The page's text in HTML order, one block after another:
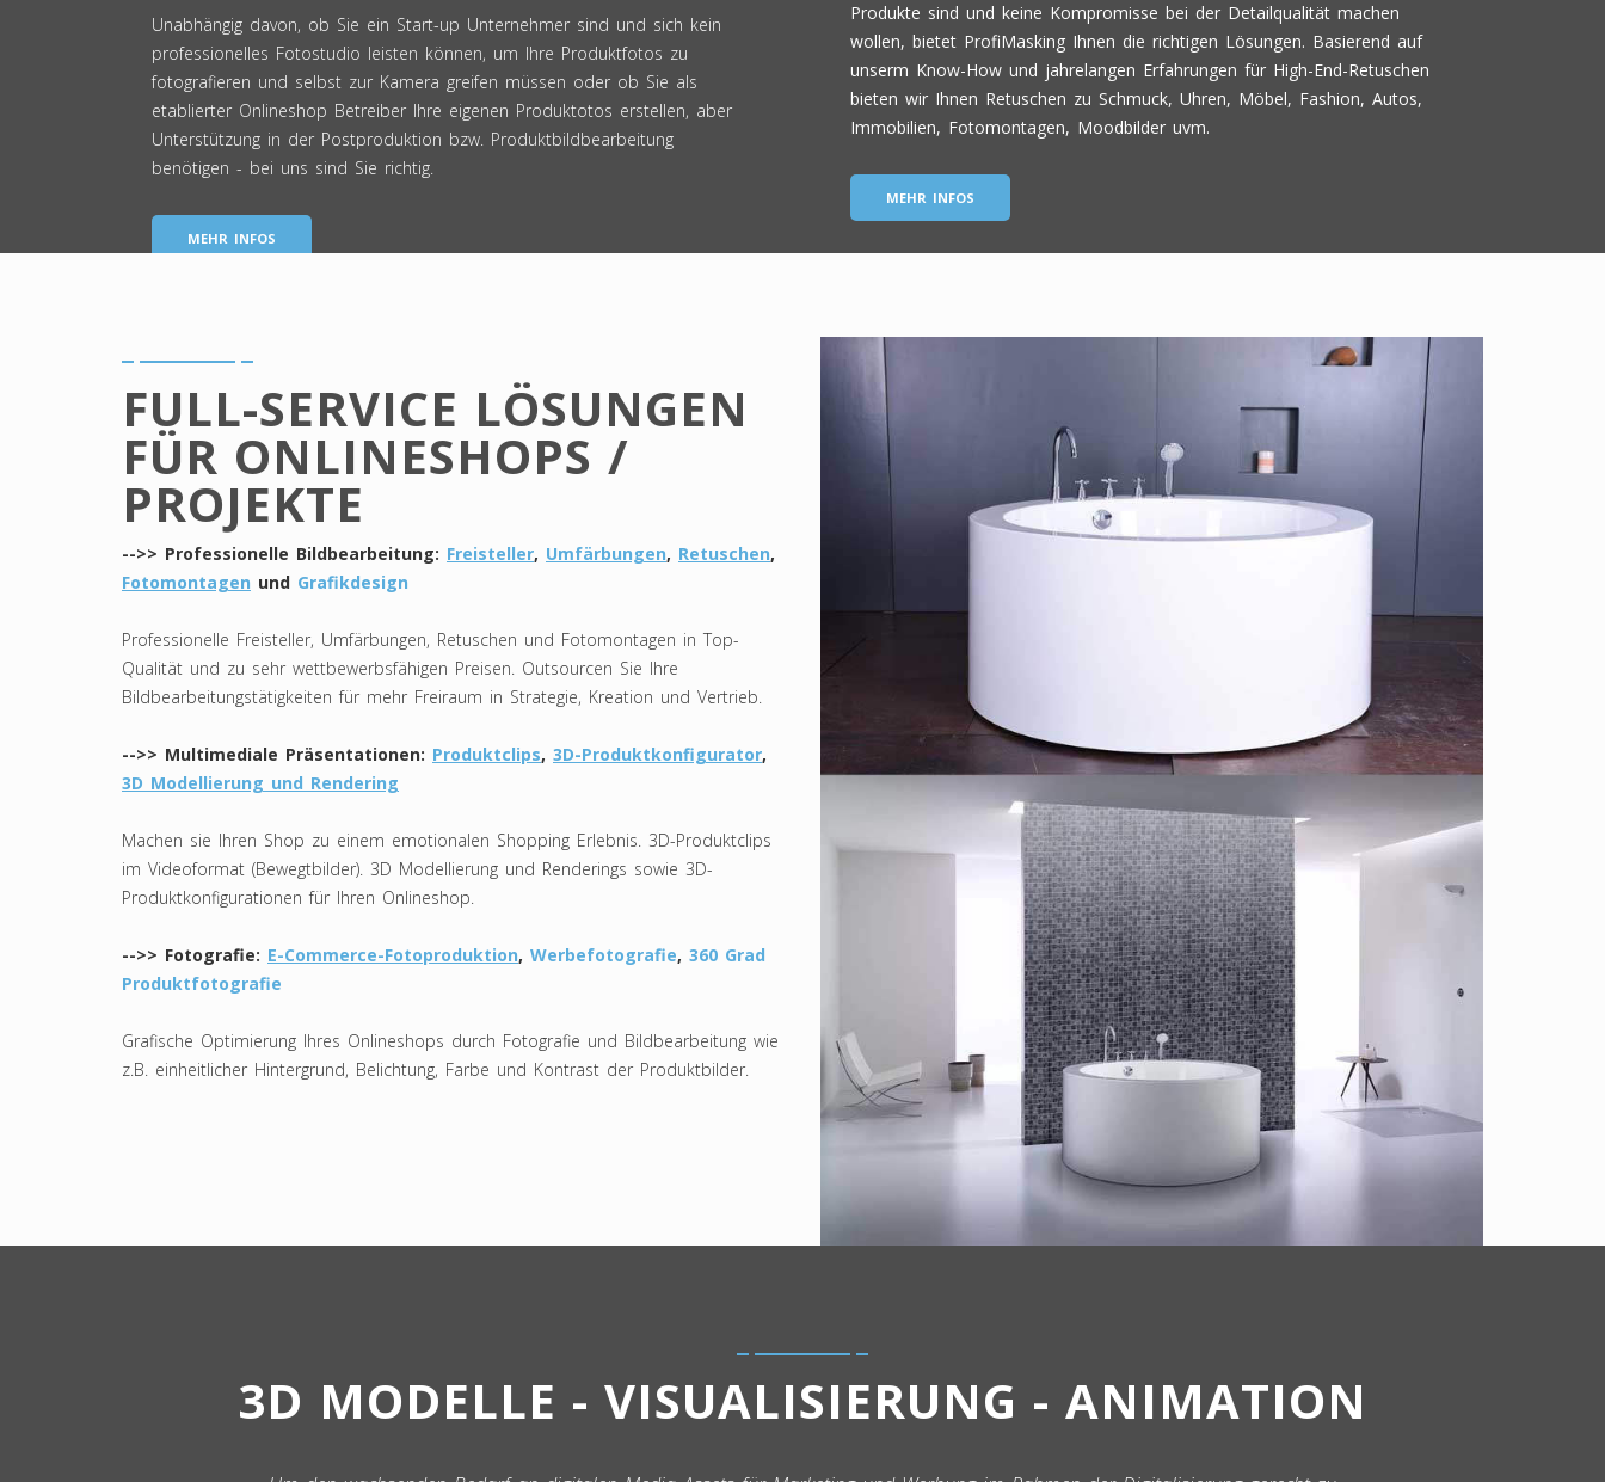
Unabhängig davon, ob Sie ein Start-up Unternehmer sind und sich kein
professionelles Fotostudio leisten können, um Ihre Produktfotos zu
fotografieren und selbst zur Kamera greifen müssen oder ob Sie als
etablierter Onlineshop Betreiber Ihre eigenen Produktotos erstellen, aber
Unterstützung in der Postproduktion bzw. Produktbildbearbeitung
benötigen - bei uns sind Sie richtig.
MEHR INFOS
Produkte sind und keine Kompromisse bei der Detailqualität machen
wollen, bietet ProfiMasking Ihnen die richtigen Lösungen. Basierend auf
unserm Know-How und jahrelangen Erfahrungen für High-End-Retuschen
bieten wir Ihnen Retuschen zu Schmuck, Uhren, Möbel, Fashion, Autos,
Immobilien, Fotomontagen, Moodbilder uvm.
MEHR INFOS
FULL-SERVICE LÖSUNGEN
FÜR ONLINESHOPS /
PROJEKTE
-->> Professionelle Bildbearbeitung: Freisteller, Umfärbungen, Retuschen,
Fotomontagen und Grafikdesign
Professionelle Freisteller, Umfärbungen, Retuschen und Fotomontagen in Top-
Qualität und zu sehr wettbewerbsfähigen Preisen. Outsourcen Sie Ihre
Bildbearbeitungstätigkeiten für mehr Freiraum in Strategie, Kreation und Vertrieb.
-->> Multimediale Präsentationen: Produktclips, 3D-Produktkonfigurator,
3D Modellierung und Rendering
Machen sie Ihren Shop zu einem emotionalen Shopping Erlebnis. 3D-Produktclips
im Videoformat (Bewegtbilder). 3D Modellierung und Renderings sowie 3D-
Produktkonfigurationen für Ihren Onlineshop.
-->> Fotografie: E-Commerce-Fotoproduktion, Werbefotografie, 360 Grad
Produktfotografie
Grafische Optimierung Ihres Onlineshops durch Fotografie und Bildbearbeitung wie
z.B. einheitlicher Hintergrund, Belichtung, Farbe und Kontrast der Produktbilder.
3D MODELLE - VISUALISIERUNG - ANIMATION